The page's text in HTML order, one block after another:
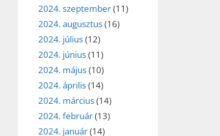
2024. szeptember(11)
2024. augusztus(16)
2024. július(12)
2024. június(11)
2024. május(10)
2024. április(14)
2024. március(14)
2024. február(13)
2024. január(14)